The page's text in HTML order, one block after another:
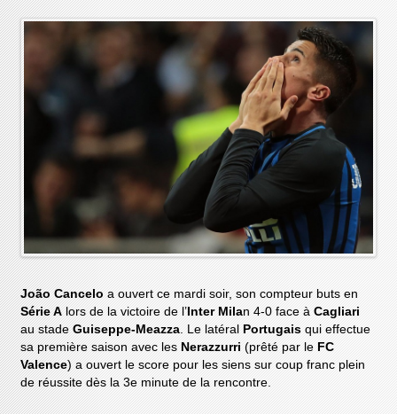
João Cancelo a ouvert ce mardi soir, son compteur buts en
Série Alors de la victoire de l’ Inter Milan 4-0 face àCagliari
au stadeGuiseppe-Meazza . Le latéral Portugaisqui effectue
sa première saison avec les Nerazzurri(prêté par le FC
Valence) a ouvert le score pour les siens sur coup franc plein
de réussite dès la 3e minute de la rencontre.